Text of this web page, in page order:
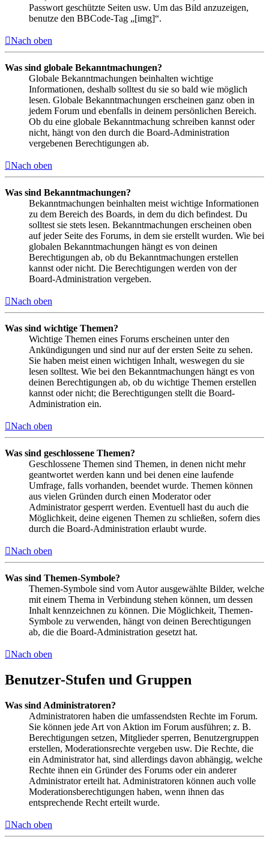
Passwort geschützte Seiten usw. Um das Bild anzuzeigen,
benutze den BBCode-Tag „[img]“.
Nach oben
Was sind globale Bekanntmachungen?
Globale Bekanntmachungen beinhalten wichtige
Informationen, deshalb solltest du sie so bald wie möglich
lesen. Globale Bekanntmachungen erscheinen ganz oben in
jedem Forum und ebenfalls in deinem persönlichen Bereich.
Ob du eine globale Bekanntmachung schreiben kannst oder
nicht, hängt von den durch die Board-Administration
vergebenen Berechtigungen ab.
Nach oben
Was sind Bekanntmachungen?
Bekanntmachungen beinhalten meist wichtige Informationen
zu dem Bereich des Boards, in dem du dich befindest. Du
solltest sie stets lesen. Bekanntmachungen erscheinen oben
auf jeder Seite des Forums, in dem sie erstellt wurden. Wie bei
globalen Bekanntmachungen hängt es von deinen
Berechtigungen ab, ob du Bekanntmachungen erstellen
kannst oder nicht. Die Berechtigungen werden von der
Board-Administration vergeben.
Nach oben
Was sind wichtige Themen?
Wichtige Themen eines Forums erscheinen unter den
Ankündigungen und sind nur auf der ersten Seite zu sehen.
Sie haben meist einen wichtigen Inhalt, weswegen du sie
lesen solltest. Wie bei den Bekanntmachungen hängt es von
deinen Berechtigungen ab, ob du wichtige Themen erstellen
kannst oder nicht; die Berechtigungen stellt die Board-
Administration ein.
Nach oben
Was sind geschlossene Themen?
Geschlossene Themen sind Themen, in denen nicht mehr
geantwortet werden kann und bei denen eine laufende
Umfrage, falls vorhanden, beendet wurde. Themen können
aus vielen Gründen durch einen Moderator oder
Administrator gesperrt werden. Eventuell hast du auch die
Möglichkeit, deine eigenen Themen zu schließen, sofern dies
durch die Board-Administration erlaubt wurde.
Nach oben
Was sind Themen-Symbole?
Themen-Symbole sind vom Autor ausgewählte Bilder, welche
mit einem Thema in Verbindung stehen können, um dessen
Inhalt kennzeichnen zu können. Die Möglichkeit, Themen-
Symbole zu verwenden, hängt von deinen Berechtigungen
ab, die die Board-Administration gesetzt hat.
Nach oben
Benutzer-Stufen und Gruppen
Was sind Administratoren?
Administratoren haben die umfassendsten Rechte im Forum.
Sie können jede Art von Aktion im Forum ausführen; z. B.
Berechtigungen setzen, Mitglieder sperren, Benutzergruppen
erstellen, Moderationsrechte vergeben usw. Die Rechte, die
ein Administrator hat, sind allerdings davon abhängig, welche
Rechte ihnen ein Gründer des Forums oder ein anderer
Administrator erteilt hat. Administratoren können auch volle
Moderationsberechtigungen haben, wenn ihnen das
entsprechende Recht erteilt wurde.
Nach oben